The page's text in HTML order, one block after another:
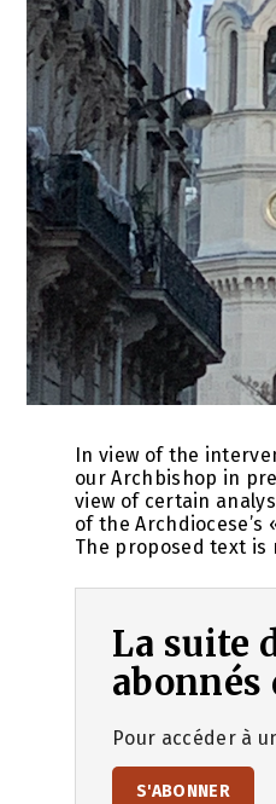
In view of the
our Archbishop in
view of certain
of the
The proposed text is
La suite
abonnés
Pour accéder à
S'ABONNER